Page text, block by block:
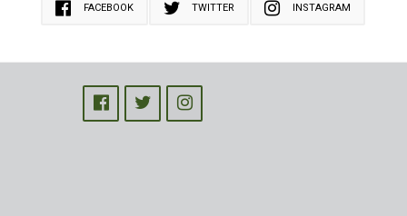
FACEBOOK TWITTER INSTAGRAM